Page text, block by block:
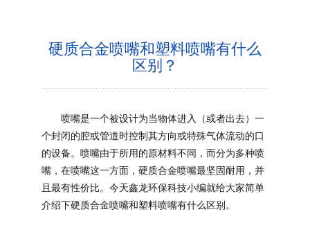
硬质合金喷嘴和塑料喷嘴有什么
区别？
喷嘴是一个被设计为当物体进入（或者出去）一
个封闭的腔或管道时控制其方向或特殊气体流动的口
的设备。喷嘴由于所用的原材料不同，而分为多种喷
嘴，在喷嘴这一方面，硬质合金喷嘴最坚固耐用，并
且最有性价比。今天鑫龙环保科技小编就给大家简单
介绍下硬质合金喷嘴和塑料喷嘴有什么区别。